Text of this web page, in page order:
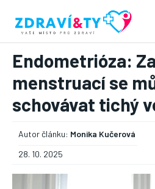
Endometrióza:
menstruací se
schovávat tichý
Autor článku: Monika Kučerová
28. 10. 2025